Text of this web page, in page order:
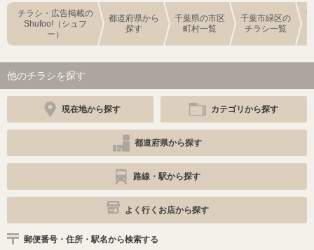
チラシ・広告掲載の
Shufoo!（シュフ
ー）
都道府県から
探す
千葉県の市区
町村一覧
千葉市緑区の
チラシ一覧
他のチラシを探す
現在地から探す カテゴリから探す
都道府県から探す
路線・駅から探す
よく行くお店から探す
郵便番号・住所・駅名から検索する